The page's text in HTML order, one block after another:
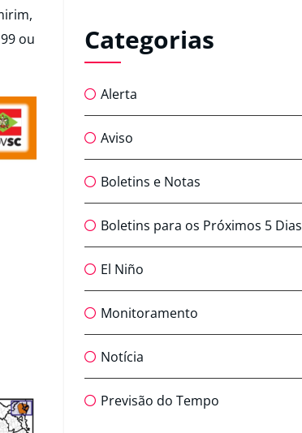
ou
Categorias
Alerta
Aviso
Boletins e Notas
Boletins para os Próximos 5 Dias
El Niño
Monitoramento
Notícia
Previsão do Tempo